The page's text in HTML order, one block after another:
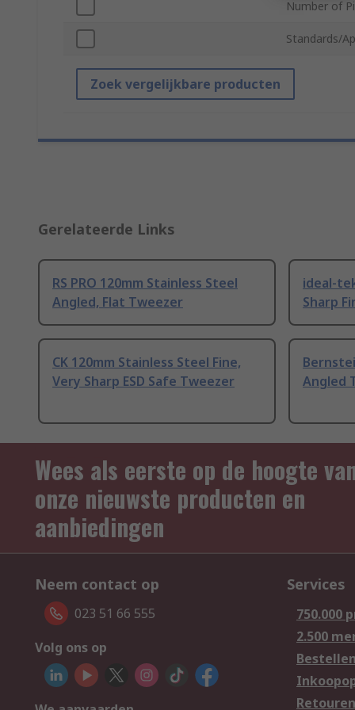
Number of
Standards/
Zoek vergelijkbare producten
Gerelateerde Links
RS PRO 120mm Stainless Steel
Angled, Flat Tweezer
ideal-
Sharp
CK 120mm Stainless Steel Fine,
Very Sharp ESD Safe Tweezer
Angled
Wees als eerste op de hoogte
onze nieuwste producten en
aanbiedingen
Neem contact op
023 51 66 555
Volg ons op
Services
750.000
2.500
Bestellen
Retouren